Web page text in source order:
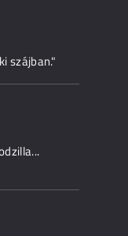
szájban."